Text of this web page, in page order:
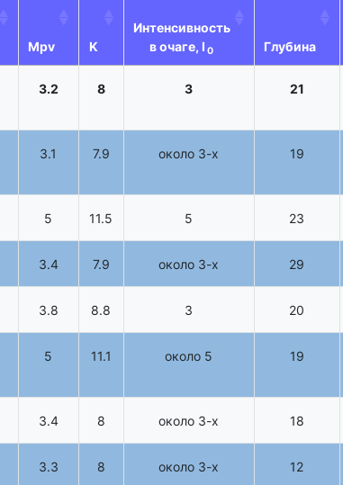
Mpv K
Интенсивность
в очаге, I 0 Глубина
3.2 8 3 21
3.1 7.9 около 3-х 19
5 11.5 5 23
3.4 7.9 около 3-х 29
3.8 8.8 3 20
5 11.1 около 5 19
3.4 8 около 3-х 18
3.3 8 около 3-х 12